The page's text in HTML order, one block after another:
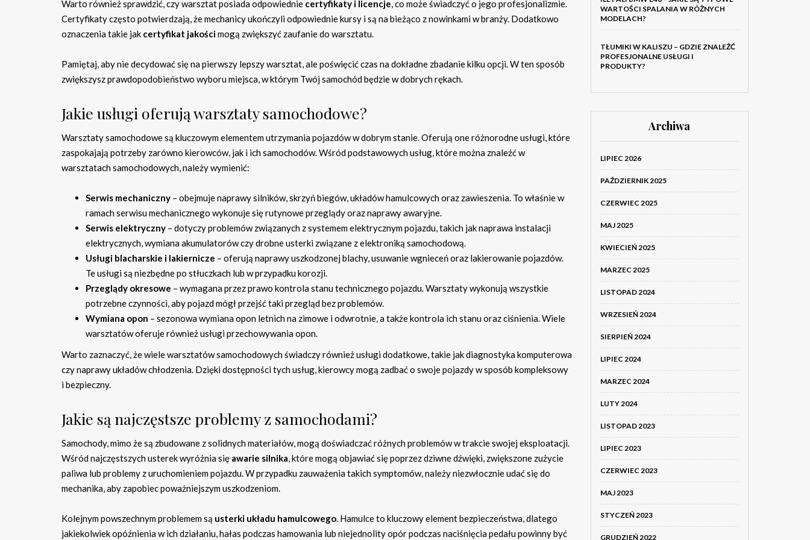
Warto również sprawdzić, czy warsztat posiada odpowiednie certyfikaty i licencje, co może świadczyć o jego profesjonalizmie.
Certyfikaty często potwierdzają, że mechanicy ukończyli odpowiednie kursy i są na bieżąco z nowinkami w branży. Dodatkowo
oznaczenia takie jak certyfikat jakościmogą zwiększyć zaufanie do warsztatu.
Pamiętaj, aby nie decydować się na pierwszy lepszy warsztat, ale poświęcić czas na dokładne zbadanie kilku opcji. W ten sposób
zwiększysz prawdopodobieństwo wyboru miejsca, w którym Twój samochód będzie w dobrych rękach.
Jakie usługi oferują warsztaty samochodowe?
Warsztaty samochodowe są kluczowym elementem utrzymania pojazdów w dobrym stanie. Oferują one różnorodne usługi, które
zaspokajają potrzeby zarówno kierowców, jak i ich samochodów. Wśród podstawowych usług, które można znaleźć w
warsztatach samochodowych, należy wymienić:
Serwis mechaniczny – obejmuje naprawy silników, skrzyń biegów, układów hamulcowych oraz zawieszenia. To właśnie w
ramach serwisu mechanicznego wykonuje się rutynowe przeglądy oraz naprawy awaryjne.
Serwis elektryczny – dotyczy problemów związanych z systemem elektrycznym pojazdu, takich jak naprawa instalacji
elektrycznych, wymiana akumulatorów czy drobne usterki związane z elektroniką samochodową.
Usługi blacharskie i lakiernicze – oferują naprawy uszkodzonej blachy, usuwanie wgnieceń oraz lakierowanie pojazdów.
Te usługi są niezbędne po stłuczkach lub w przypadku korozji.
Przeglądy okresowe – wymagana przez prawo kontrola stanu technicznego pojazdu. Warsztaty wykonują wszystkie
potrzebne czynności, aby pojazd mógł przejść taki przegląd bez problemów.
Wymiana opon – sezonowa wymiana opon letnich na zimowe i odwrotnie, a także kontrola ich stanu oraz ciśnienia. Wiele
warsztatów oferuje również usługi przechowywania opon.
Warto zaznaczyć, że wiele warsztatów samochodowych świadczy również usługi dodatkowe, takie jak diagnostyka komputerowa
czy naprawy układów chłodzenia. Dzięki dostępności tych usług, kierowcy mogą zadbać o swoje pojazdy w sposób kompleksowy
i bezpieczny.
Jakie są najczęstsze problemy z samochodami?
Samochody, mimo że są zbudowane z solidnych materiałów, mogą doświadczać różnych problemów w trakcie swojej eksploatacji.
Wśród najczęstszych usterek wyróżnia się awarie silnika, które mogą objawiać się poprzez dziwne dźwięki, zwiększone zużycie
paliwa lub problemy z uruchomieniem pojazdu. W przypadku zauważenia takich symptomów, należy niezwłocznie udać się do
mechanika, aby zapobiec poważniejszym uszkodzeniom.
Kolejnym powszechnym problemem są usterki układu hamulcowego. Hamulce to kluczowy element bezpieczeństwa, dlatego
jakiekolwiek opóźnienia w ich działaniu, hałas podczas hamowania lub niejednolity opór podczas naciśnięcia pedału powinny być
WARTOŚCI SPALANIA W RÓŻNYCH
MODELACH?
TŁUMIKI W KALISZU – GDZIE ZNALEŹĆ
PROFESJONALNE USŁUGI I
PRODUKTY?
Archiwa
LIPIEC 2026
PAŹDZIERNIK 2025
CZERWIEC 2025
MAJ 2025
KWIECIEŃ 2025
MARZEC 2025
LISTOPAD 2024
WRZESIEŃ 2024
SIERPIEŃ 2024
LIPIEC 2024
MARZEC 2024
LUTY 2024
LISTOPAD 2023
LIPIEC 2023
CZERWIEC 2023
MAJ 2023
STYCZEŃ 2023
GRUDZIEŃ 2022